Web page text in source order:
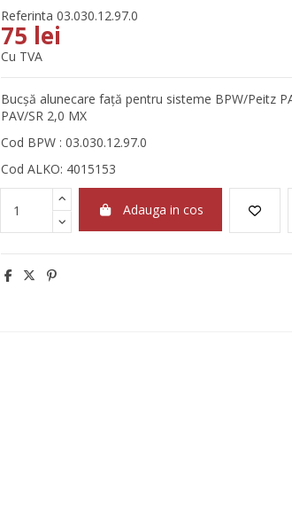
Referinta 03.030.12.97.0
75 lei
Cu TVA
Bucșă alunecare față pentru sisteme BPW/Peitz
PAV/SR 2,0 MX
Cod BPW : 03.030.12.97.0
Cod ALKO: 4015153
Adauga in cos